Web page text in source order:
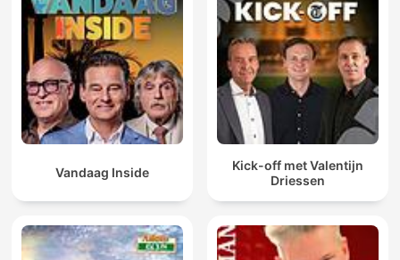
Vandaag Inside
Kick-off met Valentijn
Driessen